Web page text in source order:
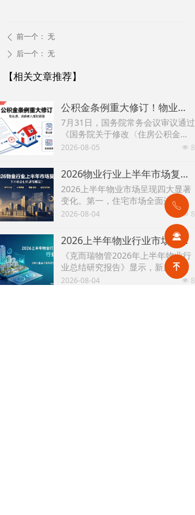
ꄴ 前一个： 无
ꄲ 后一个： 无
【相关文章推荐】
公积金条例重大修订！物业费、装修纳入提取范围，物业行业迎来新机遇
7月31日，国务院常务会议审议通过
《国务院关于修改〈住房公积金管
理条例〉的决定(草案)》，住房公积
情形由原有6种拓展至9种，新增装
修自住住房、支付自住住房物业费
两大民生场景，同时设置兜底条款
支持其他合规住房消费。这项顶层
政策调整，不仅惠及亿万缴存职
工，也将深度影响存量时代的物业
服务行业。
넶 8
2026-08-05
2026物业行业上半年市场复盘，下半年企业机遇在哪里？
2026上半年物业市场呈现四大显著
变化。第一，住宅市场全面进入存
量化周期，老旧小区连片托管成为
稳定增量来源。零散老旧小区运营
成本高、单独经营难以盈利，连片
整合、片区化托管成为主流模式，
政企协同搭建长效运营机制，依托
社区增值服务反哺基础物业服务，
形成可持续经营闭环。
넶 8
2026-08-04
2026上半年物业行业市场解读，了解行业当下竞争逻辑与长期增长机遇
《克而瑞物管2026年上半年物业行
业总结研究报告》显示，新房交付
规模持续收缩，存量老旧、微型小
넶 8
2026-08-04
녠
끤
ꂅ